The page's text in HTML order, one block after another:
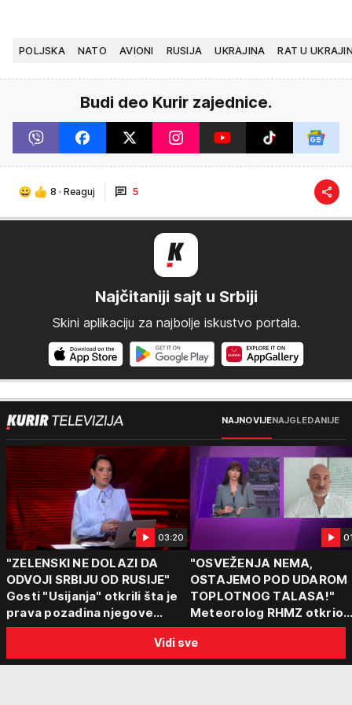
POLJSKA NATO AVIONI RUSIJA UKRAJINA RAT U
Budi deo Kurir zajednice.
8 · Reaguj 5
Najčitaniji sajt u Srbiji
Skini aplikaciju za najbolje iskustvo portala.
NAJNOVIJENAJGLEDANIJE
03:20
"ZELENSKI NE DOLAZI DA
ODVOJI SRBIJU OD RUSIJE"
Gosti "Usijanja" otkrili šta je
prava pozadina njegove
posete Beogradu
"OSVEŽENJA NEMA,
OSTAJEMO POD UDAROM
TOPLOTNOG TALASA!"
Meteorolog RHMZ otkrio
kakvo vreme nas čeka do
kraja avgusta
Vidi sve